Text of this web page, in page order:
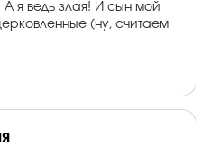
я ведь злая! И сын мой
(ну, считаем